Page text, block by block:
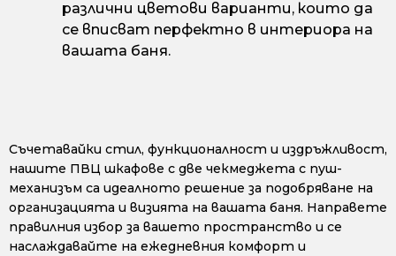
различни цветови варианти, които да
се вписват перфектно в интериора на
вашата баня.
Съчетавайки стил, функционалност и издръжливост,
нашите ПВЦ шкафове с две чекмеджета с пуш-
механизъм са идеалното решение за подобряване на
организацията и визията на вашата баня. Направете
правилния избор за вашето пространство и се
наслаждавайте на ежедневния комфорт и